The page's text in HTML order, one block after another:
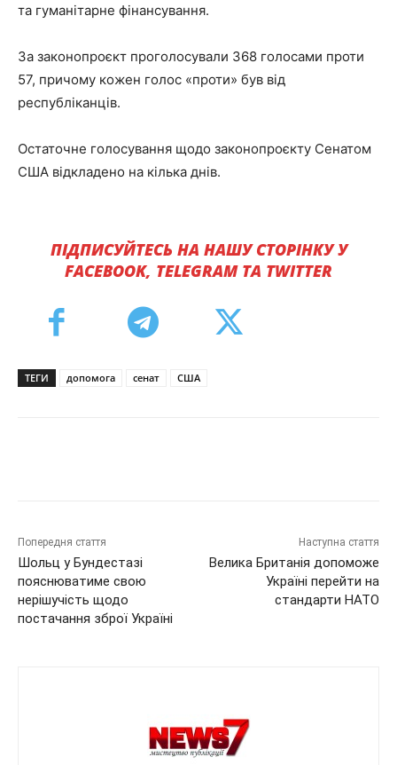
та гуманітарне фінансування.
За законопроєкт проголосували 368 голосами проти
57, причому кожен голос «проти» був від
республіканців.
Остаточне голосування щодо законопроєкту Сенатом
США відкладено на кілька днів.
ПІДПИСУЙТЕСЬ НА НАШУ СТОРІНКУ У
FACEBOOK, TELEGRAM ТА TWITTER
ТЕГИ допомога сенат США
Попередня стаття
Шольц у Бундестазі
пояснюватиме свою
нерішучість щодо
постачання зброї Україні
Наступна стаття
Велика Британія допоможе
Україні перейти на
стандарти НАТО